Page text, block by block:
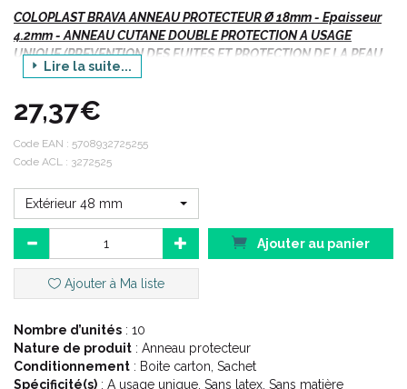
COLOPLAST BRAVA ANNEAU PROTECTEUR Ø 18mm - Epaisseur
4.2mm - ANNEAU CUTANE DOUBLE PROTECTION A USAGE
UNIQUE (PREVENTION DES FUITES ET PROTECTION DE LA PEAU
PERISTOMIALE - Bte/10
La gamme d’ accessoires Brava de Coloplast est conçue pour
prévenir les fuites, prendre soin de votre peau et neutraliser les
odeurs.
Indications :
Prévention des fuites.
Protection de la peau péristomiale en cas de colostomie,
iléostomie, urostomie.
Description :
Lire la suite...
27,37€
Code EAN : 5708932725255
Code ACL : 3272525
Extérieur 48 mm
Ajouter au panier
Ajouter à Ma liste
Nombre d’unités : 10
Nature de produit : Anneau protecteur
Conditionnement : Boite carton, Sachet
Spécificité(s) : A usage unique, Sans latex, Sans matière